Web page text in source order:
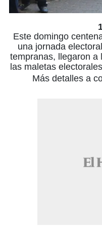
Este domingo
una jornada
tempranas, llegaron a
las maletas
Más detalles a